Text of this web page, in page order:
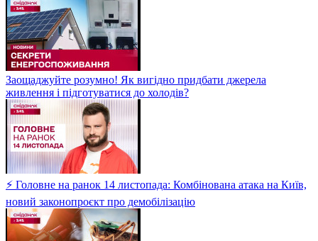
Заощаджуйте розумно! Як вигідно придбати джерела
живлення і підготуватися до холодів?
⚡ Головне на ранок 14 листопада: Комбінована атака на Київ,
новий законопроєкт про демобілізацію